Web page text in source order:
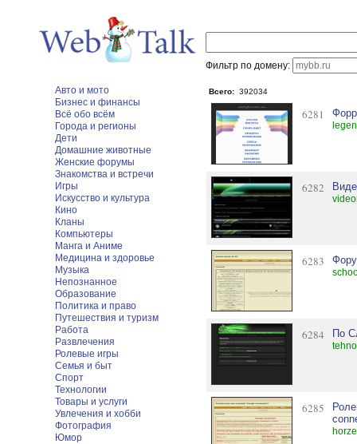
Фильтр по домену:
Авто и мото
Бизнес и финансы
Всё обо всём
Города и регионы
Дети
Домашние животные
Женские форумы
Знакомства и встречи
Игры
Искусство и культура
Кино
Кланы
Компьютеры
Манга и Аниме
Медицина и здоровье
Музыка
Непознанное
Образование
Политика и право
Путешествия и туризм
Работа
Развлечения
Ролевые игры
Семья и быт
Спорт
Технологии
Товары и услуги
Увлечения и хобби
Фотография
Юмор
Всего: 392034
6281
6282
6283
6284 По
6285